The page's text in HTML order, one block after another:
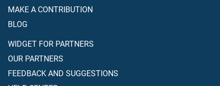
MAKE A CONTRIBUTION
BLOG
WIDGET FOR PARTNERS
OUR PARTNERS
FEEDBACK AND SUGGESTIONS